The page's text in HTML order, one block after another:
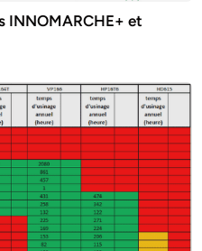
INNOMARCHE+ et